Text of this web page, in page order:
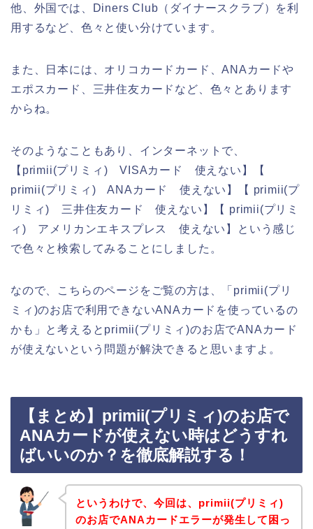
他、外国では、Diners Club（ダイナースクラブ）を利
用するなど、色々と使い分けています。
また、日本には、オリコカードカード、ANAカードや
エポスカード、三井住友カードなど、色々とあります
からね。
そのようなこともあり、インターネットで、
【primii(プリミィ) VISAカード 使えない】【
primii(プリミィ) ANAカード 使えない】【 primii(プ
リミィ) 三井住友カード 使えない】【 primii(プリミ
ィ) アメリカンエキスプレス 使えない】という感じ
で色々と検索してみることにしました。
なので、こちらのページをご覧の方は、「primii(プリ
ミィ)のお店で利用できないANAカードを使っているの
かも」と考えるとprimii(プリミィ)のお店でANAカード
が使えないという問題が解決できると思いますよ。
【まとめ】primii(プリミィ)のお店で
ANAカードが使えない時はどうすれ
ばいいのか？を徹底解説する！
というわけで、今回は、primii(プリミィ)
のお店でANAカードエラーが発生して困っ